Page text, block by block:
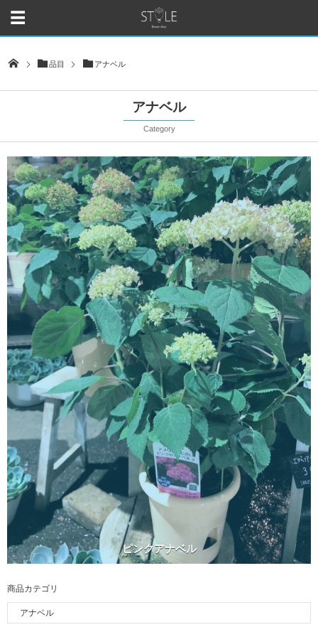
品目 アナベル
アナベル
Category
ピンクアナベル
商品カテゴリ